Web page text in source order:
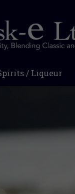
/ Liqueur